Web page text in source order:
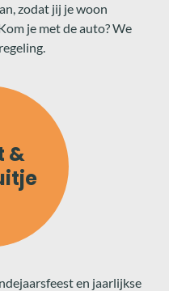
zodat jij je woon
je met de auto? We
&
en jaarlijkse